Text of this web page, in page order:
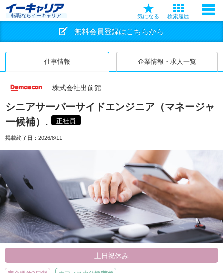
転職ならイーキャリア 気になる 検索履歴
無料会員登録はこちらから
仕事情報 企業情報・求人一覧
株式会社出前館
シニアサーバーサイドエンジニア（マネージャ
ー候補）.
正社員
掲載終了日： 2026/8/11
土日祝休み